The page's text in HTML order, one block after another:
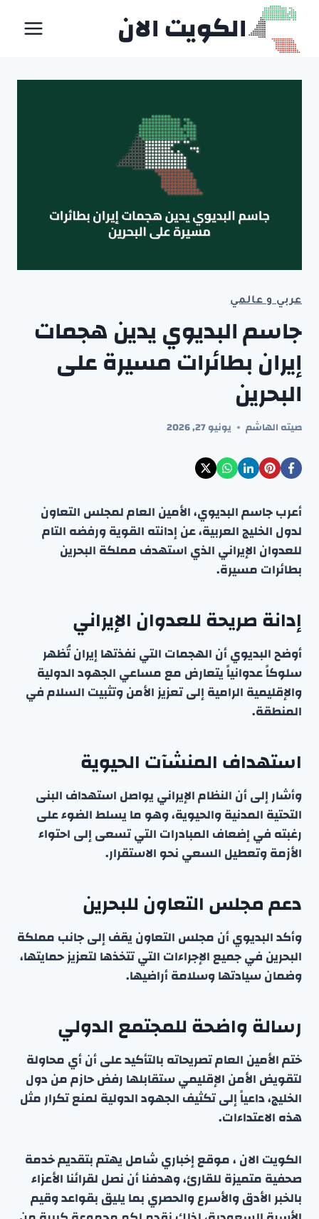
التجاوز
المحتوى
الكويت الان
عربي و عالمي
جاسم البديوي يدين هجمات
إيران بطائرات مسيرة على
البحرين
صيته الهاشم يونيو 27, 2026
أعرب جاسم البديوي، الأمين العام لمجلس التعاون
لدول الخليج العربية، عن إدانته القوية ورفضه التام
للعدوان الإيراني الذي استهدف مملكة البحرين
بطائرات مسيرة.
إدانة صريحة للعدوان الإيراني
أوضح البديوي أن الهجمات التي نفذتها إيران تُظهر
سلوكاً عدوانياً يتعارض مع مساعي الجهود الدولية
والإقليمية الرامية إلى تعزيز الأمن وتثبيت السلام في
المنطقة.
استهداف المنشآت الحيوية
وأشار إلى أن النظام الإيراني يواصل استهداف البنى
التحتية المدنية والحيوية، وهو ما يسلط الضوء على
رغبته في إضعاف المبادرات التي تسعى إلى احتواء
الأزمة وتعطيل السعي نحو الاستقرار.
دعم مجلس التعاون للبحرين
وأكد البديوي أن مجلس التعاون يقف إلى جانب مملكة
البحرين في جميع الإجراءات التي تتخذها لتعزيز حمايتها،
وضمان سيادتها وسلامة أراضيها.
رسالة واضحة للمجتمع الدولي
ختم الأمين العام تصريحاته بالتأكيد على أن أي محاولة
لتقويض الأمن الإقليمي ستقابلها رفض حازم من دول
الخليج، داعياً إلى تكثيف الجهود الدولية لمنع تكرار مثل
هذه الاعتداءات.
الكويت الان ، موقع إخباري شامل يهتم بتقديم خدمة
صحفية متميزة للقارئ، وهدفنا أن نصل لقرائنا الأعزاء
بالخبر الأدق والأسرع والحصري بما يليق بقواعد وقيم